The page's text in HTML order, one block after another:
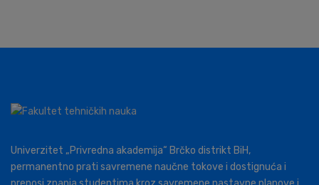
Univerzitet „Privredna akademija“ Brčko distrikt BiH,
permanentno prati savremene naučne tokove i dostignuća i